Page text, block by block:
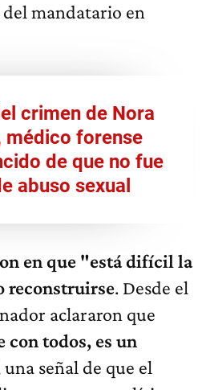
mandatario en
crimen de Nora
médico forense
de que no fue
abuso sexual
en que "está difícil la
reconstruirse. Desde el
aclararon que
con todos, es un
una señal de que el